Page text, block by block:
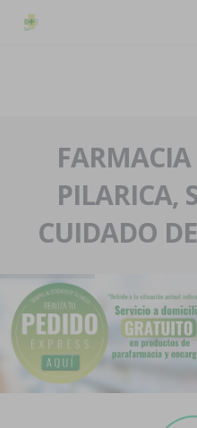
La farmacia
Nuestra historia
Nuestro equipo
Eventos
Servicios y reservas
Pedidos express
Blog
Contacto
Boletín
PILARICA,
CUIDADO